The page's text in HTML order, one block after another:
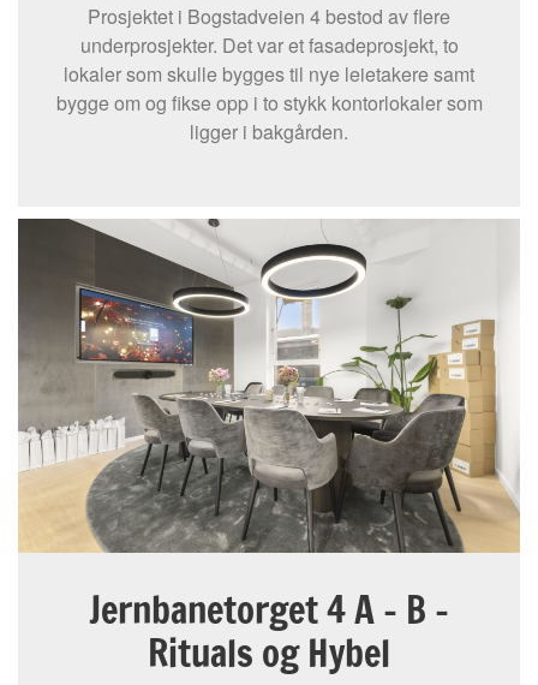
Prosjektet i Bogstadveien 4 bestod av flere
underprosjekter. Det var et fasadeprosjekt, to
lokaler som skulle bygges til nye leietakere samt
bygge om og fikse opp i to stykk kontorlokaler som
ligger i bakgården.
Jernbanetorget 4 A – B –
Rituals og Hybel